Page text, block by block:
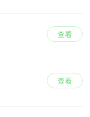
查看
查看